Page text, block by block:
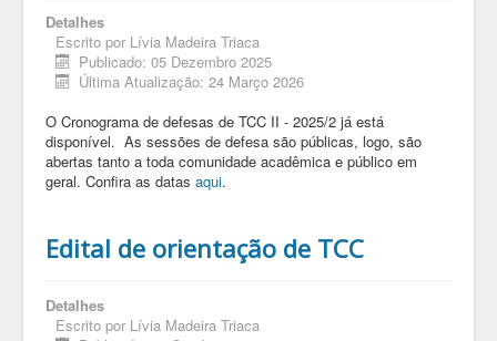
Detalhes
Escrito por Lívia Madeira Triaca
Publicado: 05 Dezembro 2025
Última Atualização: 24 Março 2026
O Cronograma de defesas de TCC II - 2025/2 já está
disponível. As sessões de defesa são públicas, logo, são
abertas tanto a toda comunidade acadêmica e público em
geral. Confira as datas aqui.
Edital de orientação de TCC
Detalhes
Escrito por Lívia Madeira Triaca